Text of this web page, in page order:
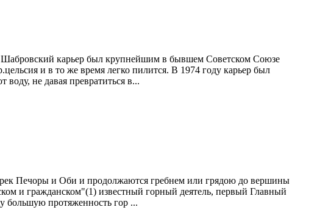
Шабровский карьер был крупнейшим в бывшем Советском Союзе
и в то же время легко пилится. В 1974 году карьер был
воду, не давая превратиться в...
Печоры и Оби и продолжаются гребнем или грядою до вершины
и гражданском"(1) известный горный деятель, первый Главный
большую протяженность гор ...